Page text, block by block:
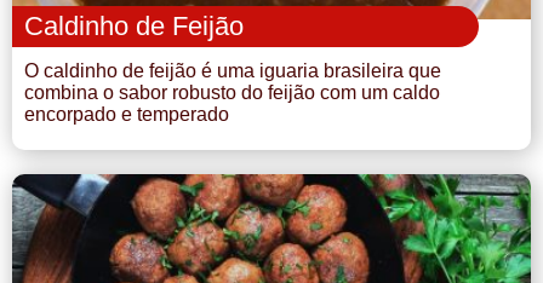
Caldinho de Feijão
O caldinho de feijão é uma iguaria brasileira que
combina o sabor robusto do feijão com um caldo
encorpado e temperado